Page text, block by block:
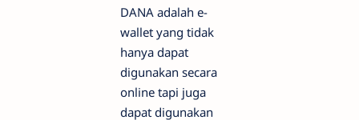
DANA adalah e-
wallet yang tidak
hanya dapat
digunakan secara
online tapi juga
dapat digunakan